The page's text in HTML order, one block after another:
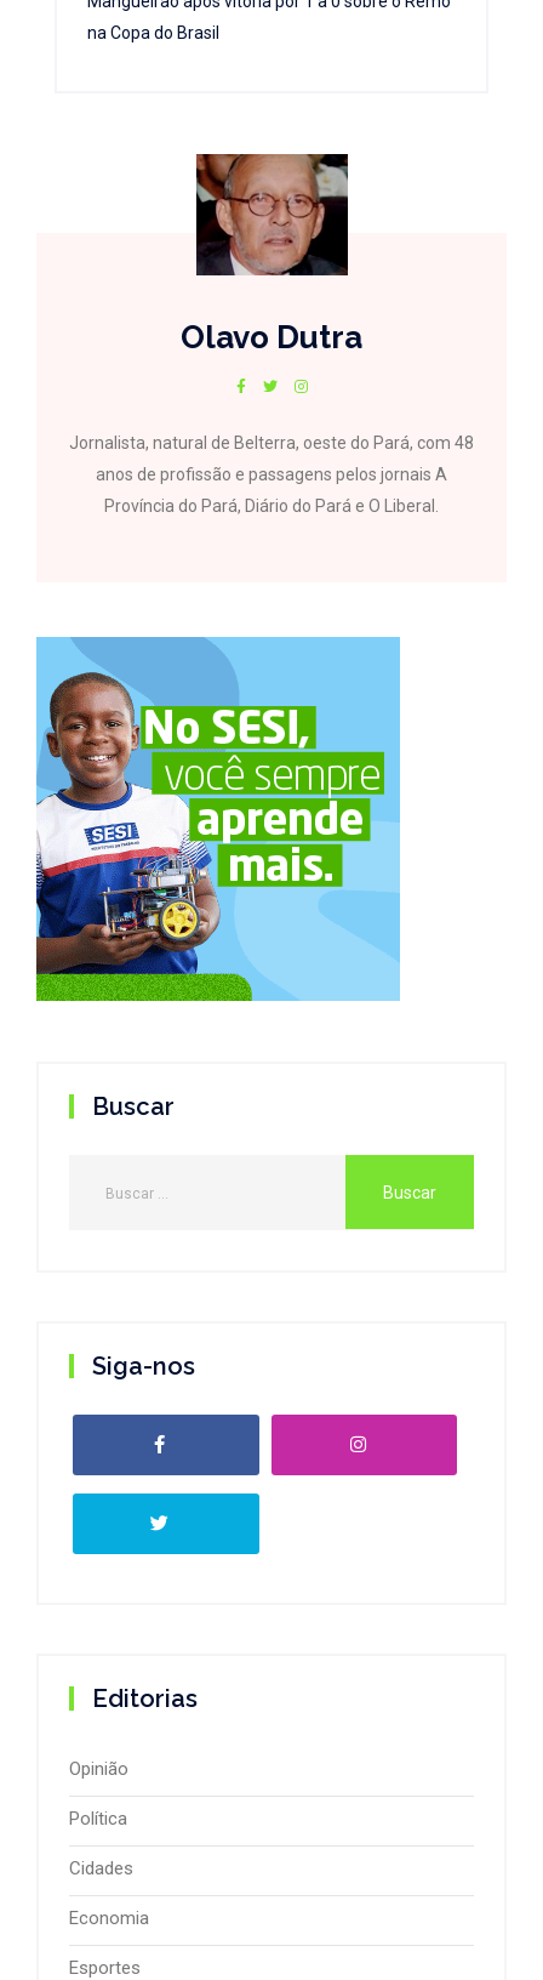
na Copa do Brasil
Olavo Dutra
Jornalista, natural de Belterra, oeste do Pará, com 48
anos de profissão e passagens pelos jornais A
Província do Pará, Diário do Pará e O Liberal.
Buscar
Siga-nos
Editorias
Opinião
Política
Cidades
Economia
Esportes